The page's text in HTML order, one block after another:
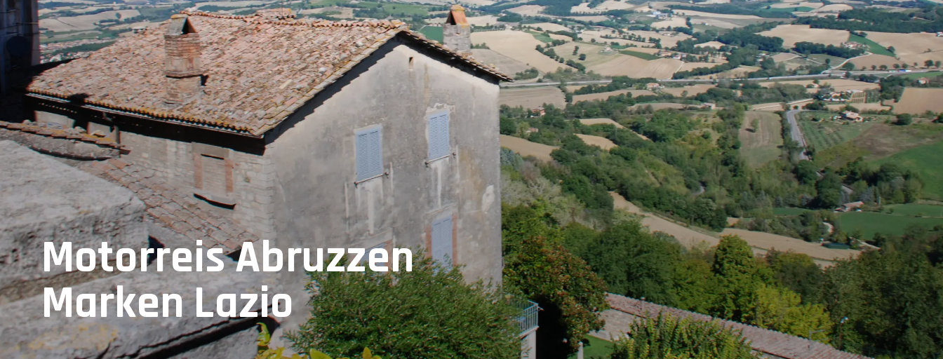
Motorreis Abruzzen
Marken Lazio